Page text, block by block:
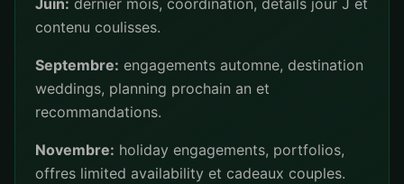
Juin: dernier mois, coordination, details jour J et
contenu coulisses.
Septembre: engagements automne, destination
weddings, planning prochain an et
recommandations.
Novembre: holiday engagements, portfolios,
offres limited availability et cadeaux couples.